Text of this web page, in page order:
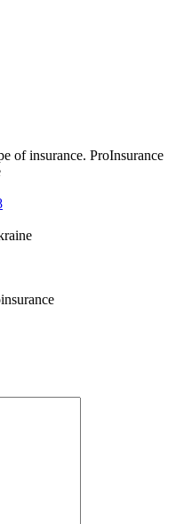
of insurance. ProInsurance